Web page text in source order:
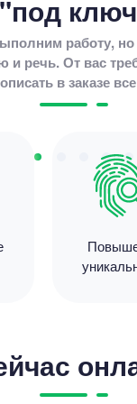
"под
работу,
и речь. От вас
в заказе
– Дивидентная
85%
11 дней
разброчно-